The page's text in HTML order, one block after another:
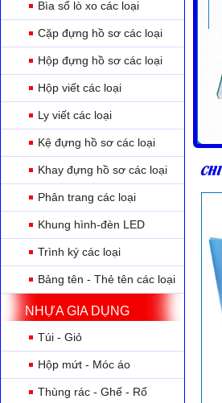
Bìa sổ lò xo các loại
Cặp đựng hồ sơ các loại
Hộp đựng hồ sơ các loại
Hộp viết các loại
Ly viết các loại
Kệ đựng hồ sơ các loại
Khay đựng hồ sơ các loại
Phân trang các loại
Khung hình-đèn LED
Trình ký các loại
Bảng tên - Thẻ tên các loại
NHỰA GIA DỤNG
Túi - Giỏ
Hộp mứt - Móc áo
Thùng rác - Ghế - Rổ